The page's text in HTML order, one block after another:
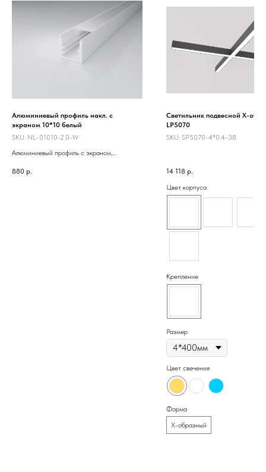
Алюминиевый профиль накл. с
экраном 10*10 белый
SKU: NL-01010-2.0-W
Алюминиевый профиль с экраном,
светодиодной ленты 6 мм. Окрашен
880 р.
Светильник подвесной X-
LP5070
SKU: SP5070-4*0.4-3B
14 118 р.
Цвет корпуса
Крепление
Размер
Цвет свечения
Форма
X-образный